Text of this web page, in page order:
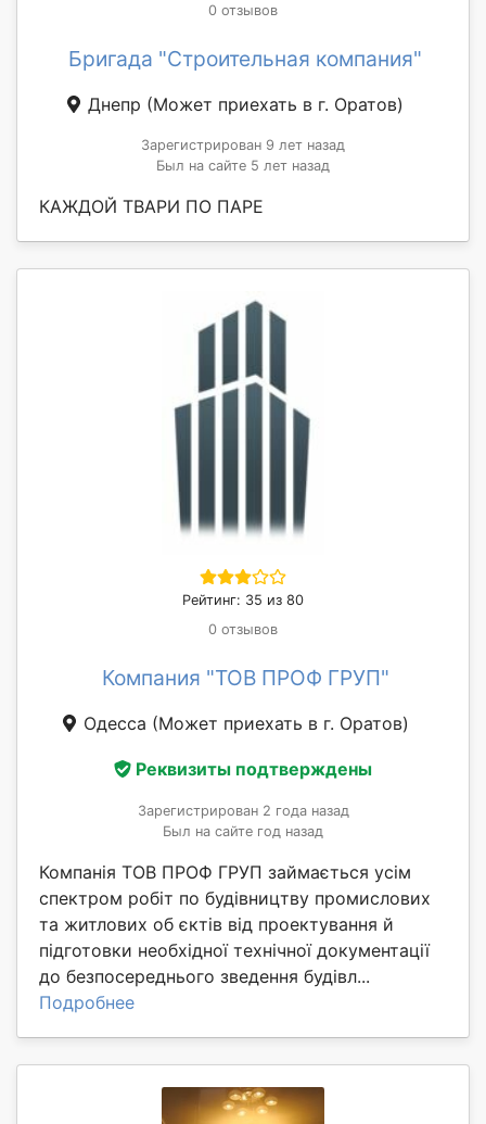
0 отзывов
Бригада "Строительная компания"
Днепр (Может приехать в г. Оратов)
Зарегистрирован 9 лет назад
Был на сайте 5 лет назад
КАЖДОЙ ТВАРИ ПО ПАРЕ
Рейтинг: 35 из 80
0 отзывов
Компания "ТОВ ПРОФ ГРУП"
Одесса (Может приехать в г. Оратов)
Реквизиты подтверждены
Зарегистрирован 2 года назад
Был на сайте год назад
Компанія ТОВ ПРОФ ГРУП займається усім
спектром робіт по будівництву промислових
та житлових об єктів від проектування й
підготовки необхідної технічної документації
до безпосереднього зведення будівл...
Подробнее